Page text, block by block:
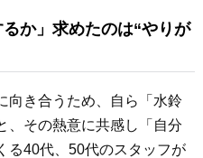
るか」求めたのは“やりが
向き合うため、自ら「水鈴
、その熱意に共感し「自分
る40代、50代のスタッフが